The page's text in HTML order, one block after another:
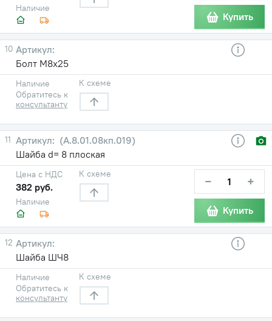
Наличие
Купить
10
Болт М8х25
Наличие
Обратитесь к
консультанту
К схеме
11
(А.8.01.08кп.019)
Шайба d= 8 плоская
Наличие
Цена с НДС
382 руб.
К схеме − +
Купить
12
Шайба ШЧ8
Наличие
Обратитесь к
консультанту
К схеме